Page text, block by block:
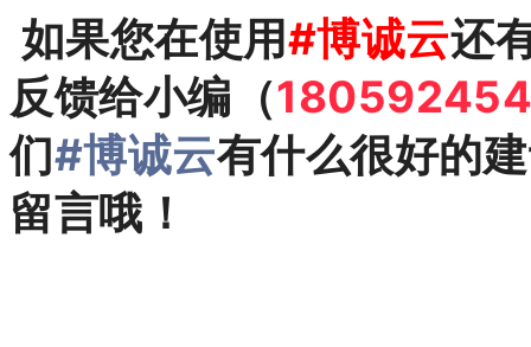
如果您在使用#博诚云还
反馈给小编（
们#博诚云有什么很好的
留言哦！